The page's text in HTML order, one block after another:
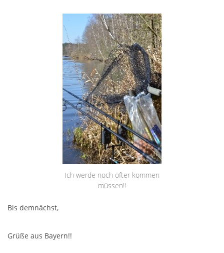
Ich werde noch öfter kommen
müssen!!
Bis demnächst,
Grüße aus Bayern!!